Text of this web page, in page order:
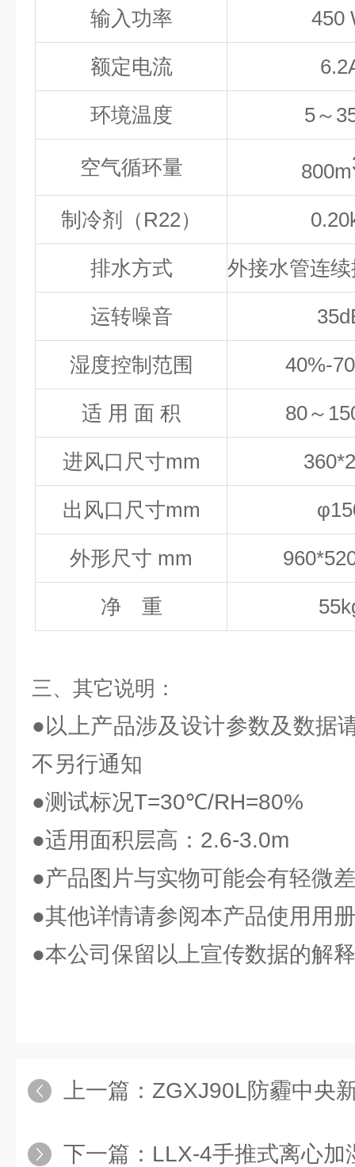
输入功率 450
额定电流
环境温度 5～
空气循环量 800m
制冷剂（R22）
排水方式 外接水管连
运转噪音 35
湿度控制范围 40%-
适 用 面 积 80～
进风口尺寸mm
出风口尺寸mm
外形尺寸 mm
净 重 55
三、其它说明：
●以上产品涉及设计参数及数据
不另行通知
●测试标况T=30℃/RH=80%
●适用面积层高：2.6-3.0m
●产品图片与实物可能会有轻微
●其他详情请参阅本产品使用用
●本公司保留以上宣传数据的解
上一篇： ZGXJ90L防霾中央
下一篇： LLX-4手推式离心加